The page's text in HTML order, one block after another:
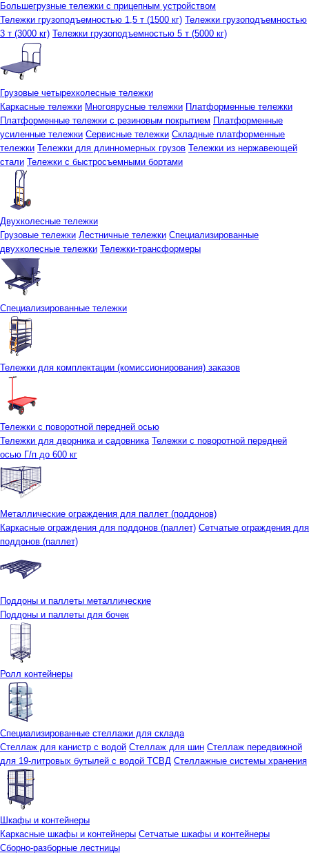
Большегрузные тележки с прицепным устройством
Тележки грузоподъемностью 1,5 т (1500 кг) Тележки грузоподъемностью
3 т (3000 кг) Тележки грузоподъемностью 5 т (5000 кг)
Грузовые четырехколесные тележки
Каркасные тележки Многоярусные тележки Платформенные тележки
Платформенные тележки с резиновым покрытием Платформенные
усиленные тележки Сервисные тележки Складные платформенные
тележки Тележки для длинномерных грузов Тележки из нержавеющей
стали Тележки с быстросъемными бортами
Двухколесные тележки
Грузовые тележки Лестничные тележки Специализированные
двухколесные тележки Тележки-трансформеры
Специализированные тележки
Тележки для комплектации (комиссионирования) заказов
Тележки с поворотной передней осью
Тележки для дворника и садовника Тележки с поворотной передней
осью Г/п до 600 кг
Металлические ограждения для паллет (поддонов)
Каркасные ограждения для поддонов (паллет) Сетчатые ограждения для
поддонов (паллет)
Поддоны и паллеты металлические
Поддоны и паллеты для бочек
Ролл контейнеры
Специализированные стеллажи для склада
Стеллаж для канистр с водой Стеллаж для шин Стеллаж передвижной
для 19-литровых бутылей с водой ТСВД Стеллажные системы хранения
Шкафы и контейнеры
Каркасные шкафы и контейнеры Сетчатые шкафы и контейнеры
Сборно-разборные лестницы